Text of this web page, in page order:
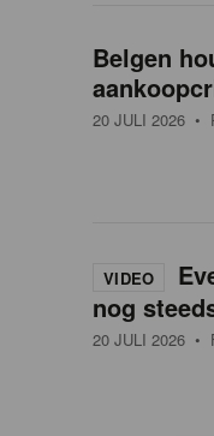
Belgen
20 JULI 2026 •
VIDEO
nog
20 JULI 2026 •